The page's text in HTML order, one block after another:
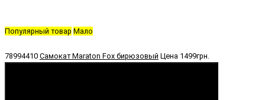
Популярный товар Мало
78994410 Самокат Maraton Fox бирюзовый Цена 1499грн.